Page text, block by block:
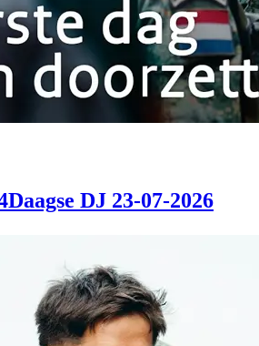
DJ 23-07-2026